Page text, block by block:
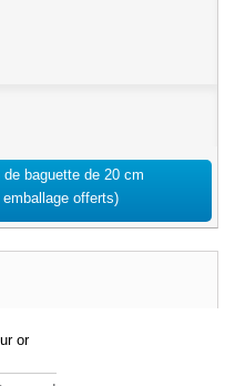
baguette de 20 cm
offerts)
or